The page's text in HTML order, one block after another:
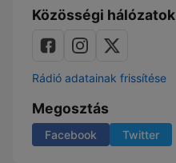
Közösségi hálózatok
Rádió adatainak frissítése
Megosztás
Facebook Twitter